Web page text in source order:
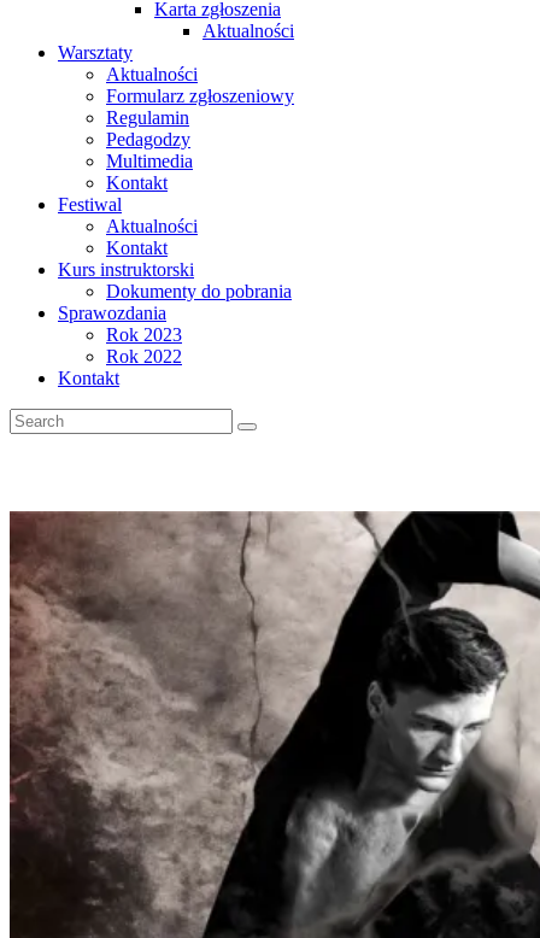
Karta zgłoszenia
Aktualności
Warsztaty
Aktualności
Formularz zgłoszeniowy
Regulamin
Pedagodzy
Multimedia
Kontakt
Festiwal
Aktualności
Kontakt
Kurs instruktorski
Dokumenty do pobrania
Sprawozdania
Rok 2023
Rok 2022
Kontakt